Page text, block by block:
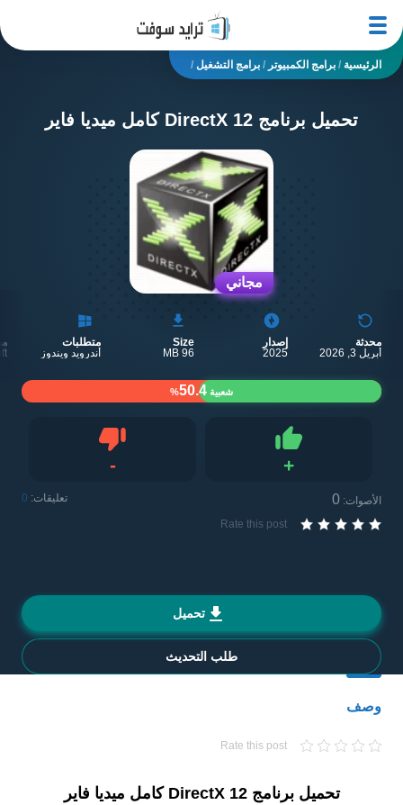
الرئيسية / برامج الكمبيوتر / برامج التشغيل /
تحميل برنامج DirectX 12 كامل ميديا فاير
مجاني
محدثة
أبريل 3, 2026
إصدار
2025
Size
96 MB
متطلبات
أندرويد ويندوز
+
Like
-
الأصوات: 0 تعليقات: 0
Rate this post
شعبية 50.4
%
تحميل
طلب التحديث
وصف
Rate this post
تحميل برنامج DirectX 12 كامل ميديا فاير